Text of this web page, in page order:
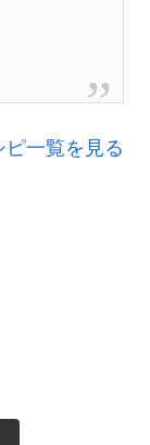
ピ一覧を見る